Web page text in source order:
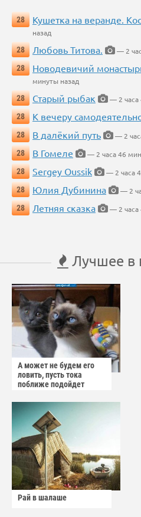
28 Кушетка на веранде.
назад
28
Любовь Титова.
— 2
28
Новодевичий
минуты назад
28
Старый рыбак
— 2 часа
28
К вечеру
28
В далёкий путь
— 2
28
В Гомеле
— 2 часа 46
28
Sergey Oussik
— 2 часа
28
Юлия Дубинина
— 2
28
Летняя сказка — 2 часа
Лучшее в
А может не будем его
ловить, пусть тока
поближе подойдет
Рай в шалаше